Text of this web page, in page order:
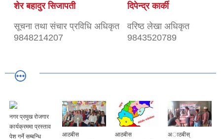
शेर बहादुर सिजापती
सूचना तथा संचार प्रविधि अधिकृत
9848214207
दिपेन्द्र कार्की
वरिष्ठ लेखा अधिकृत
9843520789
नगर प्रमुख रोजगार
कार्यक्रममा प्रस्ताव
पेश गर्ने सम्बन्धि
आठबीस
आठबीस
अाठबीस्